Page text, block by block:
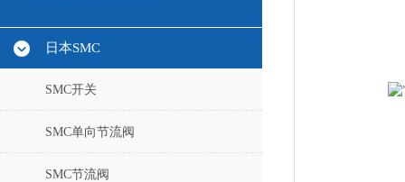
日本SMC
SMC开关
SMC单向节流阀
SMC节流阀